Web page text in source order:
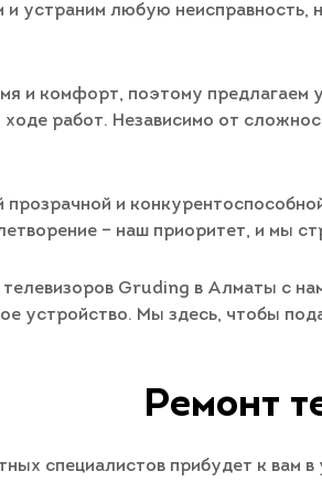
и устраним любую
и комфорт, поэтому предлагаем
работ. Независимо от
и
– наш приоритет, и мы
Gruding в Алматы с
устройство. Мы здесь, чтобы
Ремонт
специалистов прибудет к вам